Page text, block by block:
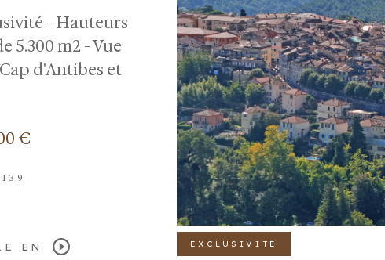
- Hauteurs
5.300 m2 - Vue
d'Antibes et
€
EN EXCLUSIVITÉ